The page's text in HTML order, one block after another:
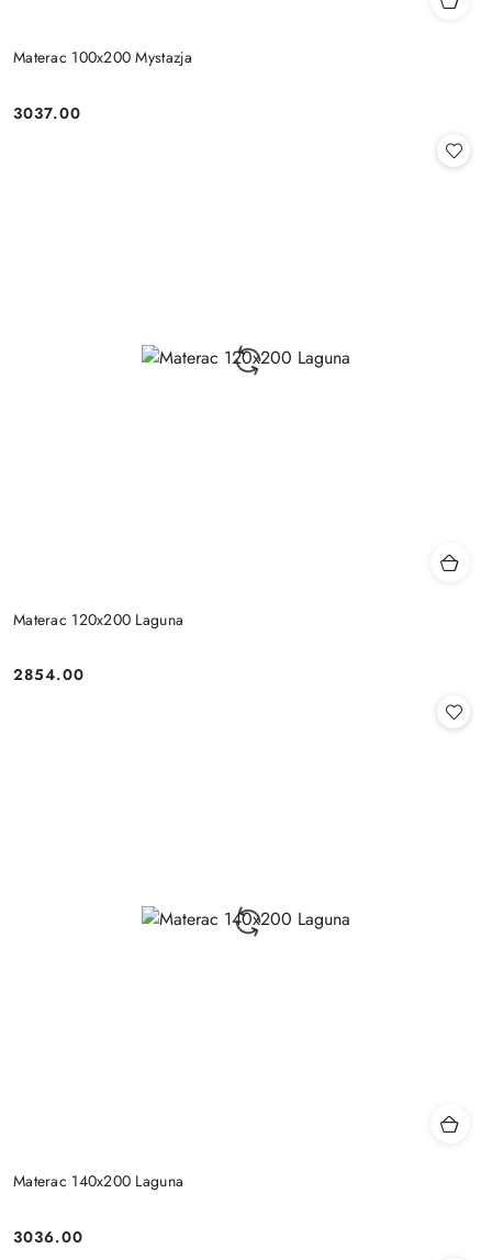
Materac 100x200 Mystazja
Cena:
3037.00
Materac 120x200 Laguna
Cena:
2854.00
Materac 140x200 Laguna
Cena:
3036.00